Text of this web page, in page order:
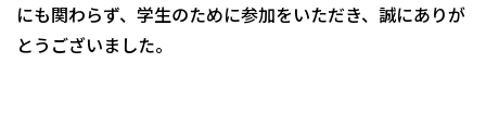
にも関わらず、学生のために参加をいただき、誠にありが
とうございました。